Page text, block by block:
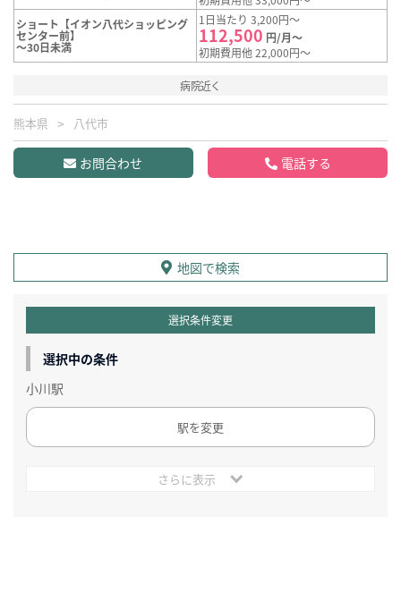
ショート【イオン八代ショッピング
センター前】
～30日未満
1日当たり 3,200円～
112,500 円/月～
初期費用他 22,000円～
病院近く
熊本県 八代市
お問合わせ 電話する
地図で検索
選択条件変更
選択中の条件
小川駅
駅を変更
さらに表示